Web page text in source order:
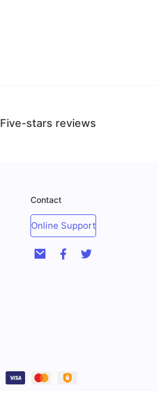
Five-stars reviews
Contact
Online Support